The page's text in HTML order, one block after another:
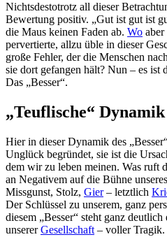
Nichtsdestotrotz all dieser
Bewertung positiv. „Gut ist gut ist
die Maus keinen Faden ab. Wo aber
pervertierte, allzu üble in dieser
große Fehler, der die Menschen
sie dort gefangen hält? Nun – es ist
Das „Besser“.
„Teuflische“ Dynamik
Hier in dieser Dynamik des
Unglück begründet, sie ist die
dem wir zu leben meinen. Was ruft
an Negativem auf die Bühne
Missgunst, Stolz, Gier– letztlich
Der Schlüssel zu unserem, ganz
diesem „Besser“ steht ganz
unsererGesellschaft – voller Tragik.